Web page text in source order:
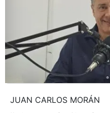
JUAN CARLOS MORÁN